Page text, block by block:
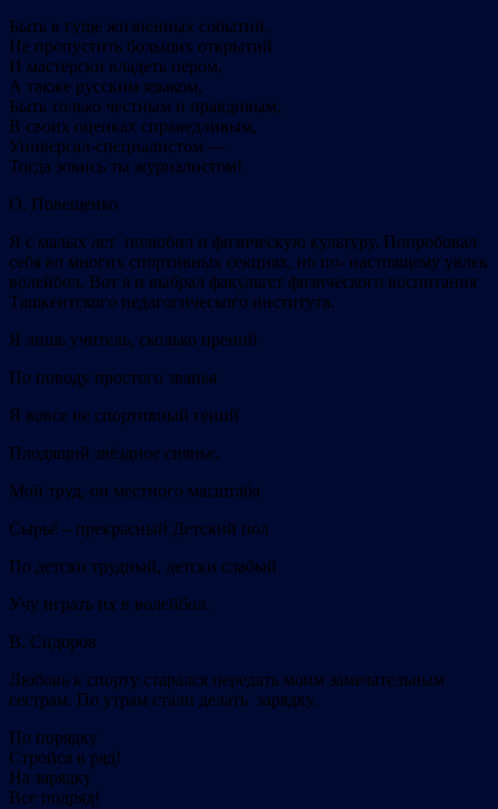
Быть в гуще жизненных событий,
Не пропустить больших открытий
И мастерски владеть пером,
А также русским языком,
Быть только честным и правдивым,
В своих оценках справедливым,
Универсал-специалистом —
Тогда зовись ты журналистом!
O. Повещенко
Я с малых лет полюбил и физическую культуру. Попробовал
себя во многих спортивных секциях, но по- настоящему увлек
волейбол. Вот я и выбрал факультет физического воспитания
Ташкентского педагогического института.
Я лишь учитель, сколько прений
По поводу простого званья
Я вовсе не спортивный гений
Плодящий звёздное сиянье.
Мой труд, он местного масштаба
Сырьё – прекрасный Детский пол
По детски трудный, детски слабый
Учу играть их в волейбол.
В. Сидоров
Любовь к спорту старался передать моим замечательным
сестрам. По утрам стали делать зарядку.
По порядку
Стройся в ряд!
На зарядку
Все подряд!